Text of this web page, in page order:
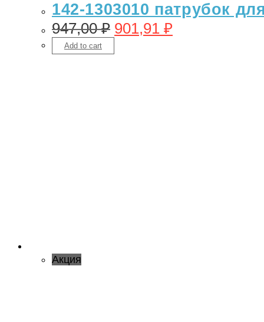
142-1303010 патрубок
947,00₽ 901,91 ₽
Add to cart
Акция